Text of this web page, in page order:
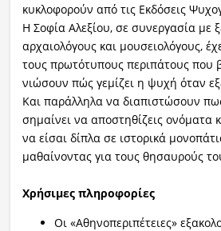
κυκλοφορούν από τις Εκδόσεις
Η Σοφία Αλεξίου, σε συνεργασία με
αρχαιολόγους και μουσειολόγους,
τους πρωτότυπους περιπάτους που
νιώσουν πώς γεμίζει η ψυχή όταν
Και παράλληλα να διαπιστώσουν
σημαίνει να αποστηθίζεις ονόματα
να είσαι δίπλα σε ιστορικά
μαθαίνοντας για τους θησαυρούς
Χρήσιμες πληροφορίες
Οι «Αθηνοπεριπέτειες»